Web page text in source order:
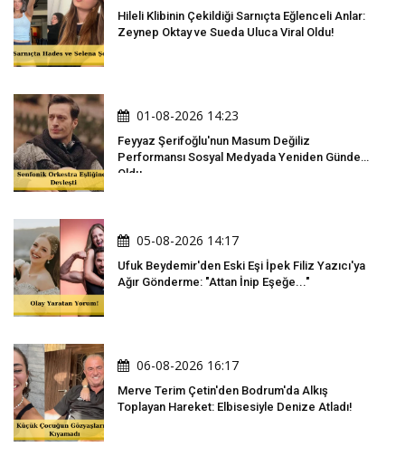
Hileli Klibinin Çekildiği Sarnıçta Eğlenceli Anlar:
Zeynep Oktay ve Sueda Uluca Viral Oldu!
01-08-2026 14:23
Feyyaz Şerifoğlu'nun Masum Değiliz
Performansı Sosyal Medyada Yeniden Gündem
Oldu
05-08-2026 14:17
Ufuk Beydemir'den Eski Eşi İpek Filiz Yazıcı'ya
Ağır Gönderme: "Attan İnip Eşeğe..."
06-08-2026 16:17
Merve Terim Çetin'den Bodrum'da Alkış
Toplayan Hareket: Elbisesiyle Denize Atladı!